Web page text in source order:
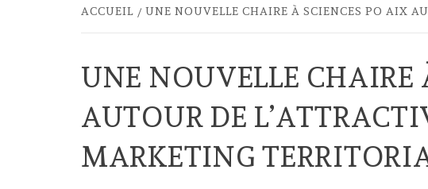
ACCUEIL UNE NOUVELLE CHAIRE À SCIENCES PO AIX
UNE NOUVELLE CHAIRE
AUTOUR DE
MARKETING